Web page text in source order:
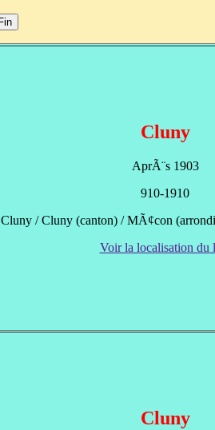
Cluny
AprÃ¨s 1903
910-1910
Cluny / Cluny (canton) / MÃ¢con
Voir la localisation du
Cluny